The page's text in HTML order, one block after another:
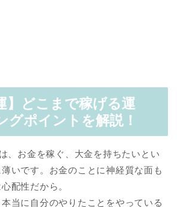
】どこまで稼げる運
グポイントを解説！
、お金を稼ぐ、大金を持ちたいとい
いです。お金のことに神経質な面も
配性だから。
当に自分のやりたことをやっている